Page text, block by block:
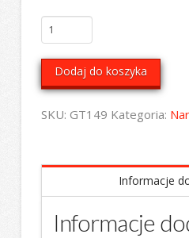
ilość
Sekator
Dodaj do koszyka
SKU: GT149 Kategoria:
Informacje
Informacje